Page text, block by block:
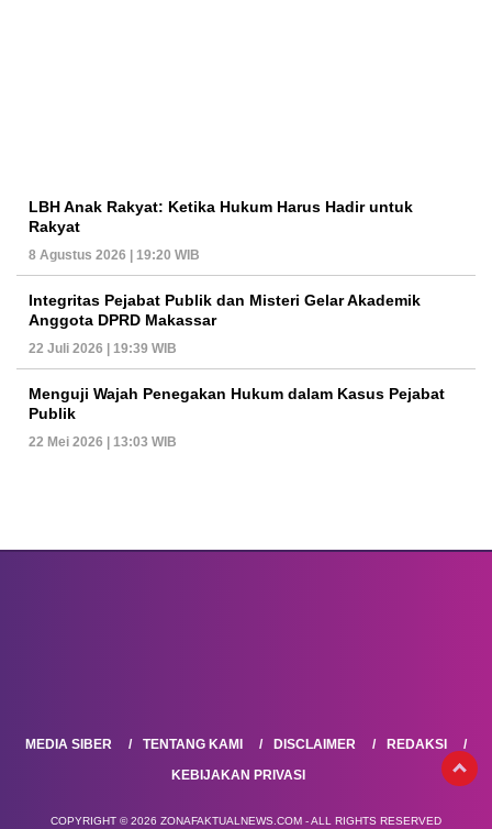
LBH Anak Rakyat: Ketika Hukum Harus Hadir untuk
Rakyat
8 Agustus 2026 | 19:20 WIB
Integritas Pejabat Publik dan Misteri Gelar Akademik
Anggota DPRD Makassar
22 Juli 2026 | 19:39 WIB
Menguji Wajah Penegakan Hukum dalam Kasus Pejabat
Publik
22 Mei 2026 | 13:03 WIB
MEDIA SIBER TENTANG KAMI DISCLAIMER
REDAKSI
KEBIJAKAN PRIVASI
COPYRIGHT © 2026 ZONAFAKTUALNEWS.COM - ALL RIGHTS RESERVED